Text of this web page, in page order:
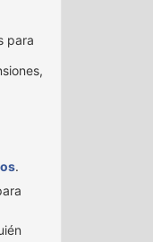
para
.